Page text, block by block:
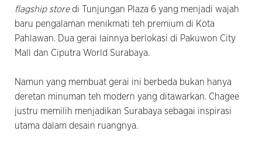
flagship storedi Tunjungan Plaza 6 yang menjadi wajah
baru pengalaman menikmati teh premium di Kota
Pahlawan. Dua gerai lainnya berlokasi di Pakuwon City
Mall dan Ciputra World Surabaya.
Namun yang membuat gerai ini berbeda bukan hanya
deretan minuman teh modern yang ditawarkan. Chagee
justru memilih menjadikan Surabaya sebagai inspirasi
utama dalam desain ruangnya.